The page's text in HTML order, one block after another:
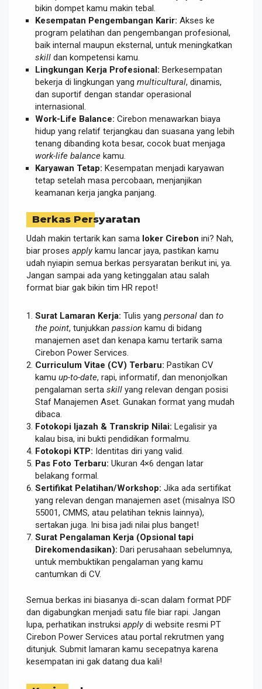
bikin dompet kamu makin tebal.
Kesempatan Pengembangan Karir: Akses ke
program pelatihan dan pengembangan profesional,
baik internal maupun eksternal, untuk meningkatkan
skill dan kompetensi kamu.
Lingkungan Kerja Profesional: Berkesempatan
bekerja di lingkungan yang multicultural, dinamis,
dan suportif dengan standar operasional
internasional.
Work-Life Balance: Cirebon menawarkan biaya
hidup yang relatif terjangkau dan suasana yang lebih
tenang dibanding kota besar, cocok buat menjaga
work-life balance kamu.
Karyawan Tetap: Kesempatan menjadi karyawan
tetap setelah masa percobaan, menjanjikan
keamanan kerja jangka panjang.
Berkas Persyaratan
Udah makin tertarik kan sama loker Cirebon ini? Nah,
biar proses applykamu lancar jaya, pastikan kamu
udah nyiapin semua berkas persyaratan berikut ini, ya.
Jangan sampai ada yang ketinggalan atau salah
format biar gak bikin tim HR repot!
Surat Lamaran Kerja: Tulis yang personal dan to
the point, tunjukkan passion kamu di bidang
manajemen aset dan kenapa kamu tertarik sama
Cirebon Power Services.
Curriculum Vitae (CV) Terbaru: Pastikan CV
kamu up-to-date, rapi, informatif, dan menonjolkan
pengalaman serta skill yang relevan dengan posisi
Staf Manajemen Aset. Gunakan format yang mudah
dibaca.
Fotokopi Ijazah & Transkrip Nilai: Legalisir ya
kalau bisa, ini bukti pendidikan formalmu.
Fotokopi KTP: Identitas diri yang valid.
Pas Foto Terbaru: Ukuran 4×6 dengan latar
belakang formal.
Sertifikat Pelatihan/Workshop: Jika ada sertifikat
yang relevan dengan manajemen aset (misalnya ISO
55001, CMMS, atau pelatihan teknis lainnya),
sertakan juga. Ini bisa jadi nilai plus banget!
Surat Pengalaman Kerja (Opsional tapi
Direkomendasikan): Dari perusahaan sebelumnya,
untuk membuktikan pengalaman yang kamu
cantumkan di CV.
Semua berkas ini biasanya di-scan dalam format PDF
dan digabungkan menjadi satu file biar rapi. Jangan
lupa, perhatikan instruksi applydi website resmi PT
Cirebon Power Services atau portal rekrutmen yang
ditunjuk. Submit lamaran kamu secepatnya karena
kesempatan ini gak datang dua kali!